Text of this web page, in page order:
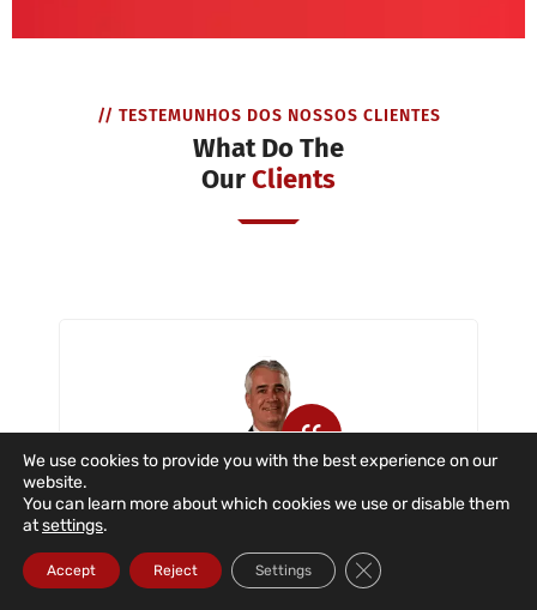
// TESTEMUNHOS DOS NOSSOS CLIENTES
What Do The
OurClients
Dataroad is a company that has
provided us with IT support with great
dedication and commitment in the
We use cookies to provide you with the best experience on our
website.
You can learn more about which cookies we use or disable them
atsettings.
Accept Reject Settings Close GDPR Cookie